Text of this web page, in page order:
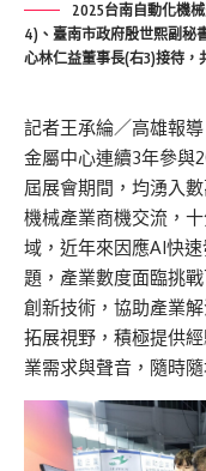
2025台南自動化機
4)、臺南市政府殷世熙副秘
心林仁益董事長(右3)接待，
記者王承綸／高雄報導
金屬中心連續3年參與
屆展會期間，均湧入
機械產業商機交流，
域，近年來因應AI快
題，產業數度面臨挑
創新技術，協助產業
拓展視野，積極提供
業需求與聲音，隨時